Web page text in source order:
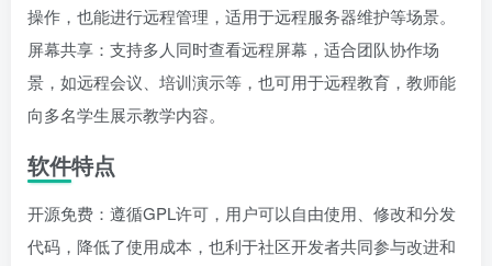
操作，也能进行远程管理，适用于远程服务器维护等场景。
屏幕共享：支持多人同时查看远程屏幕，适合团队协作场
景，如远程会议、培训演示等，也可用于远程教育，教师能
向多名学生展示教学内容。
软件特点
开源免费：遵循GPL许可，用户可以自由使用、修改和分发
代码，降低了使用成本，也利于社区开发者共同参与改进和